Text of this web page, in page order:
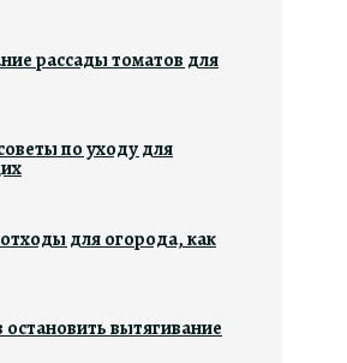
рассады томатов для
по уходу для
для огорода, как
остановить вытягивание